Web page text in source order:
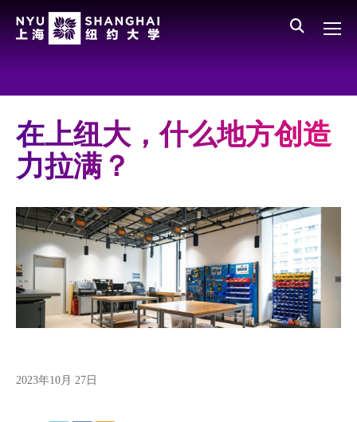
All NYU
学校领导
师资队伍
新闻与媒体报道
人物
聚焦
媒体视点
在上纽大，什么地方创造
力拉满？
2023年10月 27日